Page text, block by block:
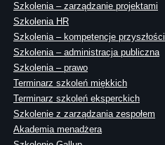
Szkolenia – zarządzanie projektami
Szkolenia HR
Szkolenia – kompetencje przyszłości
Szkolenia – administracja publiczna
Szkolenia – prawo
Terminarz szkoleń miękkich
Terminarz szkoleń eksperckich
Szkolenie z zarządzania zespołem
Akademia menadżera